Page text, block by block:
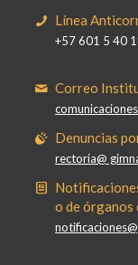
Línea
+57 601 5 40
Correo
Denuncias
rectoria@
o de órganos